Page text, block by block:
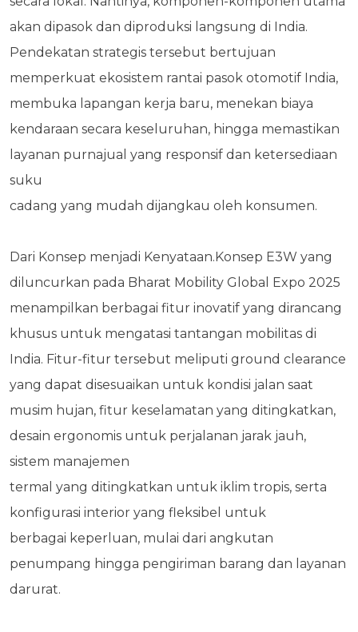
akan dipasok dan diproduksi langsung di India.
Pendekatan strategis tersebut bertujuan
memperkuat ekosistem rantai pasok otomotif India,
membuka lapangan kerja baru, menekan biaya
kendaraan secara keseluruhan, hingga memastikan
layanan purnajual yang responsif dan ketersediaan
suku
cadang yang mudah dijangkau oleh konsumen.
Dari Konsep menjadi Kenyataan.Konsep E3W yang
diluncurkan pada Bharat Mobility Global Expo 2025
menampilkan berbagai fitur inovatif yang dirancang
khusus untuk mengatasi tantangan mobilitas di
India. Fitur-fitur tersebut meliputi ground clearance
yang dapat disesuaikan untuk kondisi jalan saat
musim hujan, fitur keselamatan yang ditingkatkan,
desain ergonomis untuk perjalanan jarak jauh,
sistem manajemen
termal yang ditingkatkan untuk iklim tropis, serta
konfigurasi interior yang fleksibel untuk
berbagai keperluan, mulai dari angkutan
penumpang hingga pengiriman barang dan layanan
darurat.